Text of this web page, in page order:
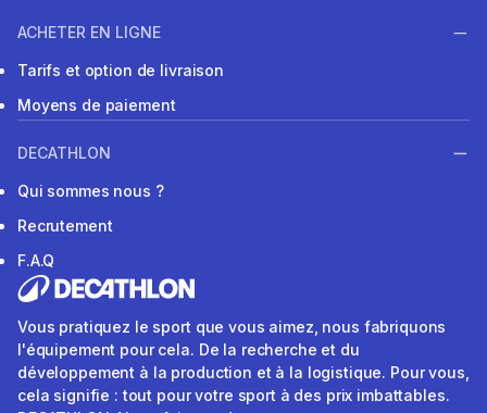
ACHETER EN LIGNE
Tarifs et option de livraison
Moyens de paiement
DECATHLON
Qui sommes nous ?
Recrutement
F.A.Q
Vous pratiquez le sport que vous aimez, nous fabriquons
l'équipement pour cela. De la recherche et du
développement à la production et à la logistique. Pour vous,
cela signifie : tout pour votre sport à des prix imbattables.